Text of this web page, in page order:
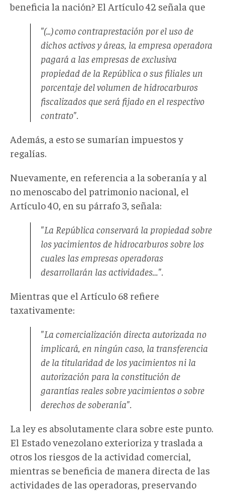
beneficia la nación? El Artículo 42 señala que
"(...) como contraprestación por el uso de
dichos activos y áreas, la empresa operadora
pagará a las empresas de exclusiva
propiedad de la República o sus filiales un
porcentaje del volumen de hidrocarburos
fiscalizados que será fijado en el respectivo
contrato".
Además, a esto se sumarían impuestos y
regalías.
Nuevamente, en referencia a la soberanía y al
no menoscabo del patrimonio nacional, el
Artículo 40, en su párrafo 3, señala:
"La República conservará la propiedad sobre
los yacimientos de hidrocarburos sobre los
cuales las empresas operadoras
desarrollarán las actividades…".
Mientras que el Artículo 68 refiere
taxativamente:
"La comercialización directa autorizada no
implicará, en ningún caso, la transferencia
de la titularidad de los yacimientos ni la
autorización para la constitución de
garantías reales sobre yacimientos o sobre
derechos de soberanía".
La ley es absolutamente clara sobre este punto.
El Estado venezolano exterioriza y traslada a
otros los riesgos de la actividad comercial,
mientras se beneficia de manera directa de las
actividades de las operadoras, preservando